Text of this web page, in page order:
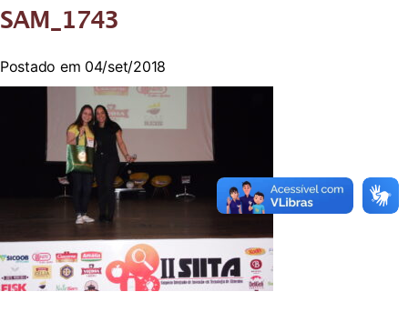
SAM_1743
Postado em 04/set/2018